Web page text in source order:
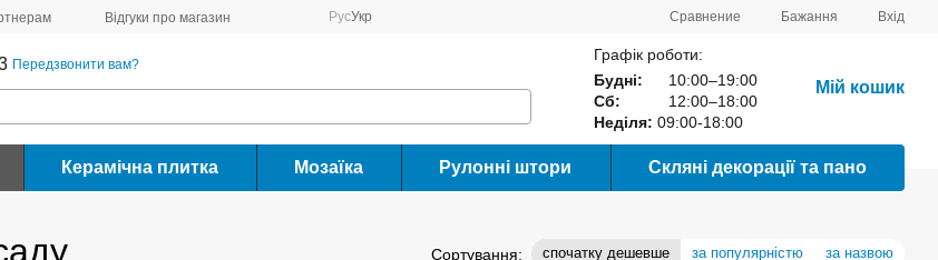
Відгуки про магазин РусУкр Сравнение Бажання Вхід
Передзвонити вам?
Графік роботи:
Будні:
10:00–19:00
Сб:
12:00–18:00
Неділя: 09:00-18:00
Мій кошик
Керамічна плитка Мозаїка Рулонні штори Скляні декорації та пано
Сортування: спочатку дешевше за популярністю за назвою